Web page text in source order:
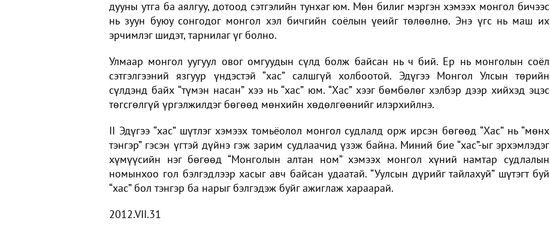
дууны утга ба аялгуу, дотоод сэтгэлийн тунхаг юм. Мөн билиг мэргэн хэмээх монгол бичээс
нь зуун буюу сонгодог монгол хэл бичгийн соёлын үеийг төлөөлнө. Энэ үгс нь маш их
эрчимлэг шидэт, тарнилаг үг болно.
Улмаар монгол уугуул овог омгуудын сүлд болж байсан нь ч бий. Ер нь монголын соёл
сэтгэлгээний язгуур үндэстэй “хас” салшгүй холбоотой. Эдүгээ Монгол Улсын төрийн
сүлдэнд байх “түмэн насан” хээ нь “хас” юм. “Хас” хээг бөмбөлөг хэлбэр дээр хийхэд эцэс
төгсгөлгүй үргэлжилдэг бөгөөд мөнхийн хөдөлгөөнийг илэрхийлнэ.
II Эдүгээ “хас” шүтлэг хэмээх томьёолол монгол судлалд орж ирсэн бөгөөд “Хас” нь “мөнх
тэнгэр” гэсэн үгтэй дүйнэ гэж зарим судлаачид үзэж байна. Миний бие “хас”-ыг эрхэмлэдэг
хүмүүсийн нэг бөгөөд “Монголын алтан ном” хэмээх монгол хүний намтар судлалын
номынхоо гол бэлгэдлээр хасыг авч байсан удаатай. “Уулсын дүрийг тайлахуй” шүтэгт буй
“хас” бол тэнгэр ба нарыг бэлгэдэж буйг ажиглаж хараарай.
2012.VII.31